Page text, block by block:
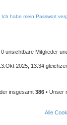
Ich habe mein Passwort
unsichtbare Mitglieder
2025, 13:34
insgesamt 386 • Unser
Alle